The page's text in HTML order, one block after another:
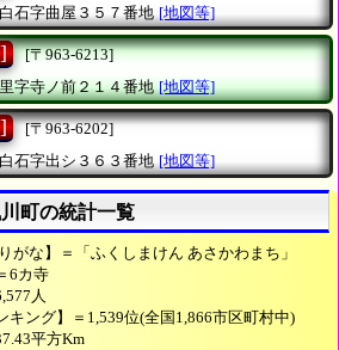
石字曲屋３５７番地 [地図等]
[〒963-6213]
字寺ノ前２１４番地 [地図等]
[〒963-6202]
石字出シ３６３番地 [地図等]
町の統計一覧
がな】＝「ふくしまけん あさかわまち」
6カ寺
人
キング】＝1,539位(全国1,866市区町村中)
平方Km